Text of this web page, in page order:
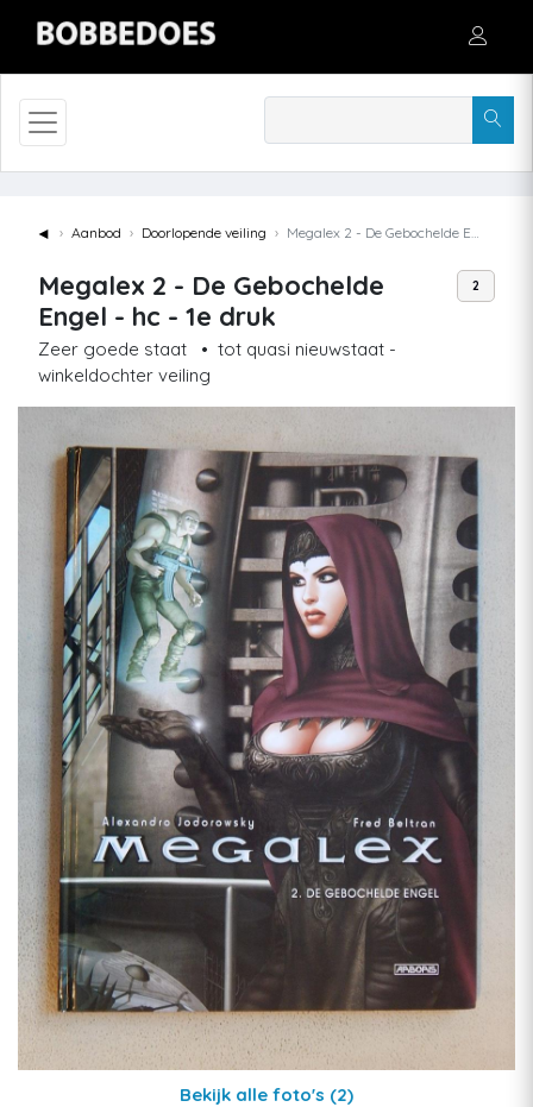
◄ Aanbod Doorlopende veiling Megalex 2 - De Gebochelde Engel - hc - 1e druk
Megalex 2 - De Gebochelde
Engel - hc - 1e druk
Zeer goede staat • tot quasi nieuwstaat -
winkeldochter veiling
2
Bekijk alle foto's (2)